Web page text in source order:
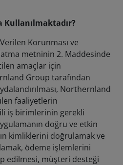
Kullanılmaktadır?
Korunması ve
metninin 2. Maddesinde
amaçlar için
Group tarafından
Northernland
faaliyetlerin
iş birimlerinin gerekli
doğru ve etkin
kimliklerini doğrulamak ve
ödeme işlemlerini
edilmesi, müşteri desteği